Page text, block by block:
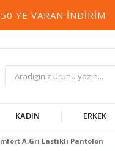
VARAN İNDIRIM
KADIN ERKEK
A.Gri Lastikli Pantolon